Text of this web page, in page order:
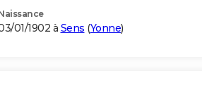
01/1902 à Sens (Yonne)